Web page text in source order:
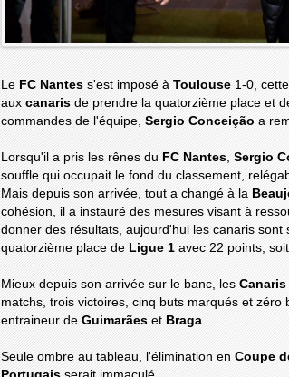
Le FC Nantes s'est imposé à Toulouse 1-0,
aux canaris de prendre la quatorzième place et
commandes de l'équipe, Sergio Conceição a
Lorsqu'il a pris les rênes du FC Nantes, Sergio
souffle qui occupait le fond du classement,
Mais depuis son arrivée, tout a changé à la
cohésion, il a instauré des mesures visant à
donner des résultats, aujourd'hui les canaris
quatorzième place de Ligue 1 avec 22 points,
Mieux depuis son arrivée sur le banc, les Canaris
matchs, trois victoires, cinq buts marqués et
entraineur de Guimarães et Braga.
Seule ombre au tableau, l'élimination en Coupe